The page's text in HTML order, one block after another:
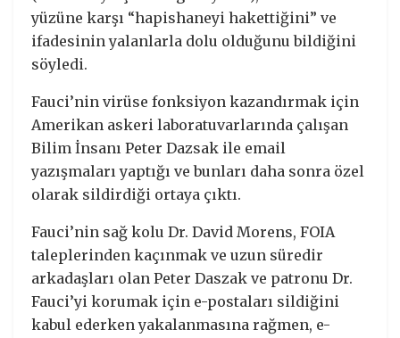
yüzüne karşı “hapishaneyi hakettiğini” ve
ifadesinin yalanlarla dolu olduğunu bildiğini
söyledi.
Fauci’nin virüse fonksiyon kazandırmak için
Amerikan askeri laboratuvarlarında çalışan
Bilim İnsanı Peter Dazsak ile email
yazışmaları yaptığı ve bunları daha sonra özel
olarak sildirdiği ortaya çıktı.
Fauci’nin sağ kolu Dr. David Morens, FOIA
taleplerinden kaçınmak ve uzun süredir
arkadaşları olan Peter Daszak ve patronu Dr.
Fauci’yi korumak için e-postaları sildiğini
kabul ederken yakalanmasına rağmen, e-